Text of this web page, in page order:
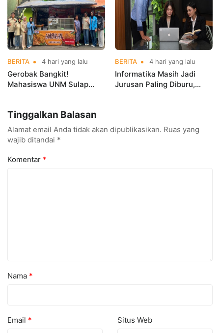
BERITA 4 hari yang lalu
Gerobak Bangkit!
Mahasiswa UNM Sulap
BERITA 4 hari yang lalu
Informatika Masih Jadi
Jurusan Paling Diburu,
Tinggalkan Balasan
Alamat email Anda tidak akan dipublikasikan. Ruas yang
wajib ditandai *
Komentar *
Nama *
Email * Situs Web